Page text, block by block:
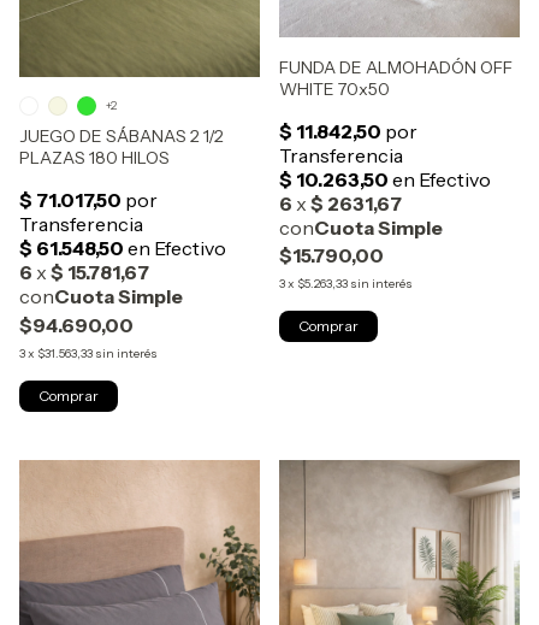
JUEGO DE SÁBANAS 2 1/2
PLAZAS 180 HILOS
$94.690,00
3x $31.563,33 sin interés
+2
Comprar
FUNDA DE ALMOHADÓN OFF
WHITE 70x50
$15.790,00
3x $5.263,33 sin interés